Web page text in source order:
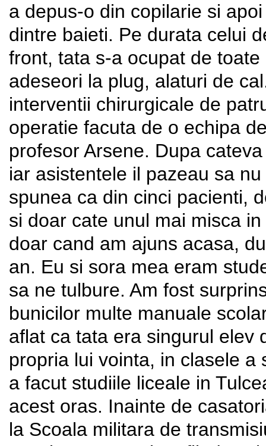
a depus-o din copilarie si
dintre baieti. Pe durata celui
front, tata s-a ocupat de
adeseori la plug, alaturi de
interventii chirurgicale de
operatie facuta de o echipa
profesor Arsene. Dupa
iar asistentele il pazeau sa
spunea ca din cinci pacienti,
si doar cate unul mai misca
doar cand am ajuns acasa,
an. Eu si sora mea eram
sa ne tulbure. Am fost
bunicilor multe manuale
aflat ca tata era singurul elev
propria lui vointa, in clasele
a facut studiile liceale in
acest oras. Inainte de
la Scoala militara de